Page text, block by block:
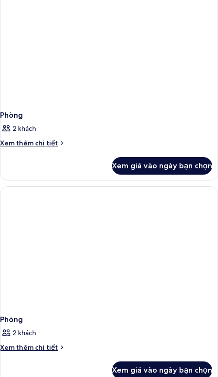
Phòng
2 khách
Xem thêm chi tiết
Chi
Phòng
Xem giá vào ngày bạn chọn
Phòng
2 khách
Xem thêm chi tiết
Chi
Xem giá vào ngày bạn chọn